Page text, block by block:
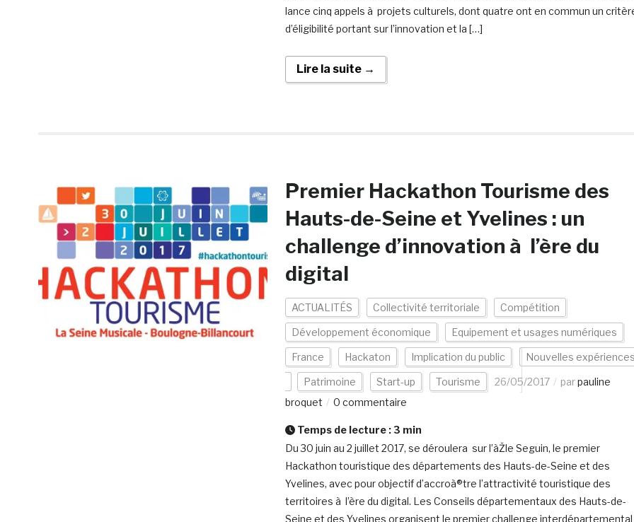
lance cinq appels à projets culturels, dont quatre ont en commun un
d’éligibilité portant sur l’innovation et la […]
Lire la suite →
Premier Hackathon Tourisme des
Hauts-de-Seine et Yvelines : un
challenge d’innovation à l’ère du
digital
ACTUALITÉS Collectivité territoriale Compétition
Développement économique Equipement et usages numériques
France Hackaton Implication du public Nouvelles
Patrimoine Start-up Tourisme 26/05/2017 parpauline
broquet
0 commentaire
Temps de lecture : 3 min
Du 30 juin au 2 juillet 2017, se déroulera sur l’àŽle Seguin, le premier
Hackathon touristique des départements des Hauts-de-Seine et des
Yvelines, avec pour objectif d’accroà®tre l’attractivité touristique des
territoires à l’ère du digital. Les Conseils départementaux des Hauts-de-
Seine et des Yvelines organisent le premier challenge interdépartemental